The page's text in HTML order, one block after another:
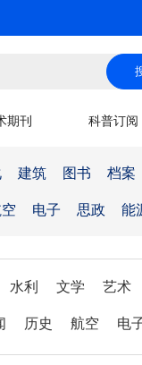
期刊 科普订阅
建筑 图书 档案
电子 思政 能
水利 文学 艺术
历史 航空 电